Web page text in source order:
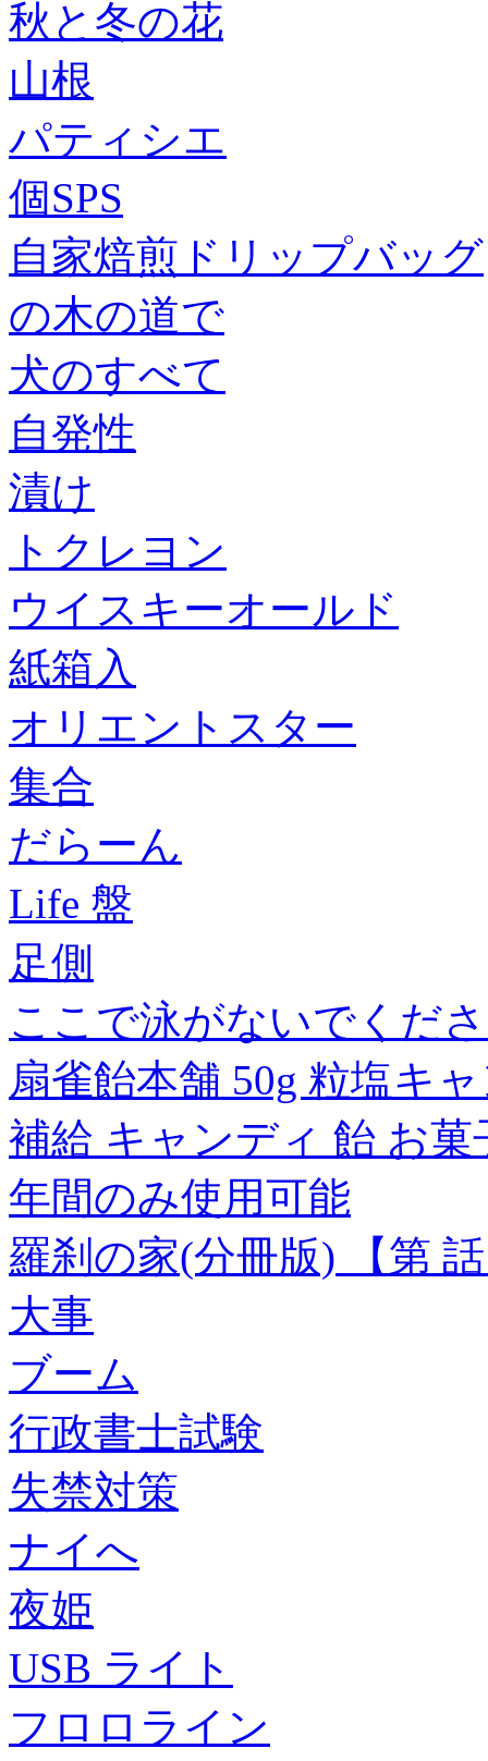
秋と冬の花
山根
パティシエ
個SPS
自家焙煎ドリップバッグ
の木の道で
犬のすべて
自発性
漬け
トクレヨン
ウイスキーオールド
紙箱入
オリエントスター
集合
だらーん
Life 盤
足側
ここで泳がないでくだ
扇雀飴本舗 50g 粒塩キ
補給 キャンディ 飴 お
年間のみ使用可能
羅刹の家(分冊版) 【第
大事
ブーム
行政書士試験
失禁対策
ナイへ
夜姫
USB ライト
フロロライン